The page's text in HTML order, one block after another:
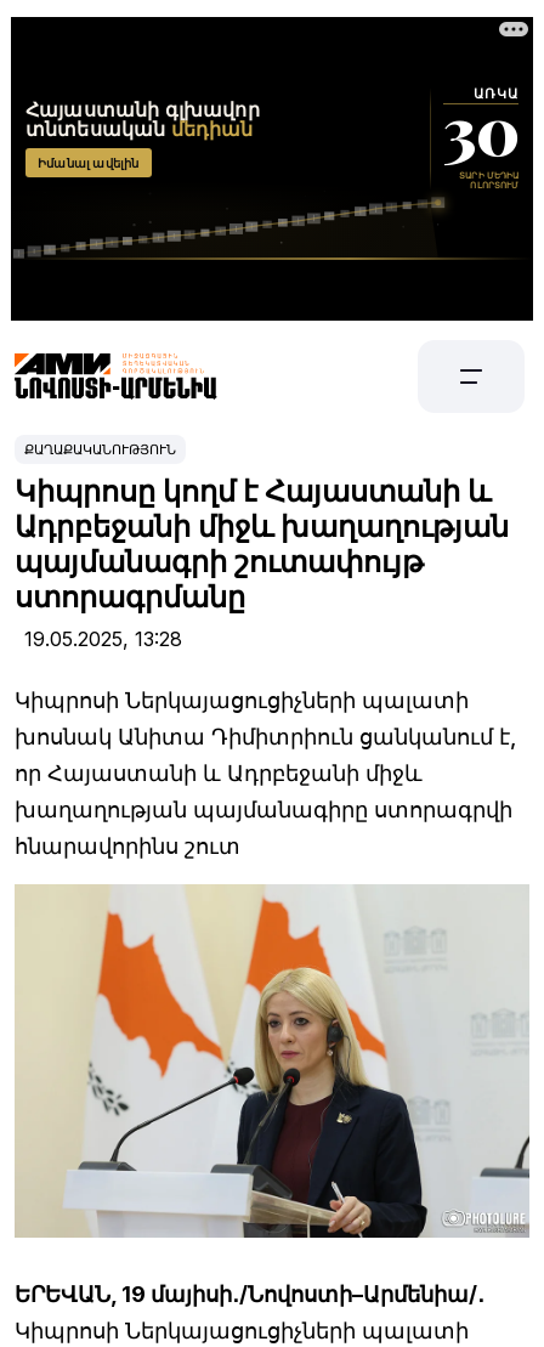
ՔԱՂԱՔԱԿԱՆՈՒԹՅՈՒՆ
Կիպրոսը կողմ է Հայաստանի և
Ադրբեջանի միջև խաղաղության
պայմանագրի շուտափույթ
ստորագրմանը
19.05.2025, 13:28
Կիպրոսի Ներկայացուցիչների պալատի
խոսնակ Անիտա Դիմիտրիուն ցանկանում է,
որ Հայաստանի և Ադրբեջանի միջև
խաղաղության պայմանագիրը ստորագրվի
հնարավորինս շուտ
ԵՐԵՎԱՆ, 19 մայիսի․/Նովոստի–Արմենիա/․
Կիպրոսի Ներկայացուցիչների պալատի